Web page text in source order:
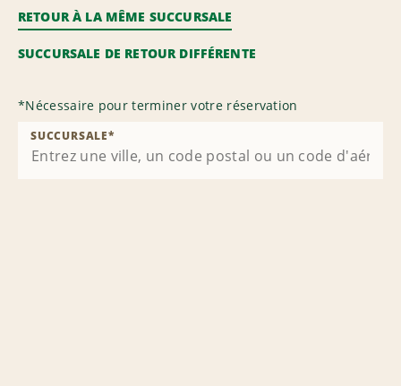
RETOUR À LA MÊME SUCCURSALE
SUCCURSALE DE RETOUR DIFFÉRENTE
*Nécessaire pour terminer votre réservation
SUCCURSALE*